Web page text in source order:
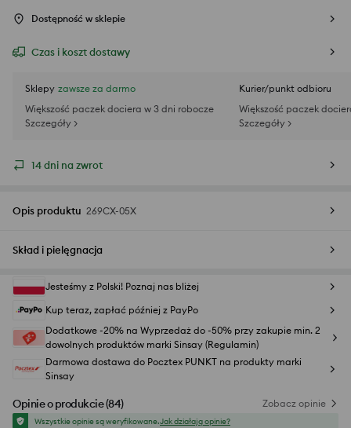
Dostępność w sklepie
Czas i koszt dostawy
Sklepy zawsze za darmo
Większość paczek dociera w 3 dni robocze
Szczegóły >
Kurier/punkt odbioru
Większość paczek
Szczegóły >
14 dni na zwrot
Opis produktu 269CX-05X
Skład i pielęgnacja
Jesteśmy z Polski! Poznaj nas bliżej
Kup teraz, zapłać później z PayPo
Dodatkowe -20% na Wyprzedaż do -50% przy zakupie min. 2
dowolnych produktów marki Sinsay (Regulamin)
Darmowa dostawa do Pocztex PUNKT na produkty marki
Sinsay
Opinie o produkcie(84) Zobacz opinie
Wszystkie opinie są weryfikowane.Jak działają opinie?